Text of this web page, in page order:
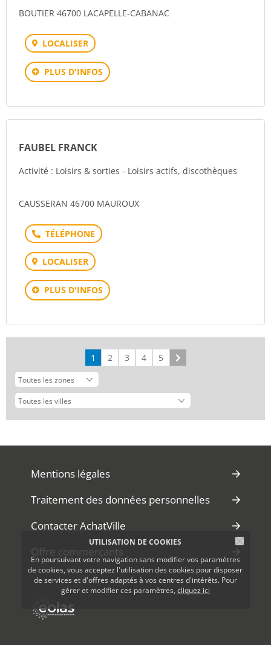
UTILISATION DE COOKIES
En poursuivant votre navigation sans modifier vos paramètres
de cookies, vous acceptez l'utilisation des cookies pour disposer
de services et d'offres adaptés à vos centres d'intérêts. Pour
gérer et modifier ces paramètres, cliquez ici
BOUTIER 46700 LACAPELLE-CABANAC
LOCALISER
PLUS D'INFOS
FAUBEL FRANCK
Activité : Loisirs & sorties - Loisirs actifs, discothèques
CAUSSERAN 46700 MAUROUX
Téléphone
LOCALISER
PLUS D'INFOS
1 2 3 4 5
Mentions légales
Traitement des données personnelles
Contacter AchatVille
Offre commerçants
Toutes les villes